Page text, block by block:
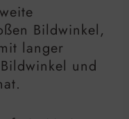
Bildwinkel,
langer
und